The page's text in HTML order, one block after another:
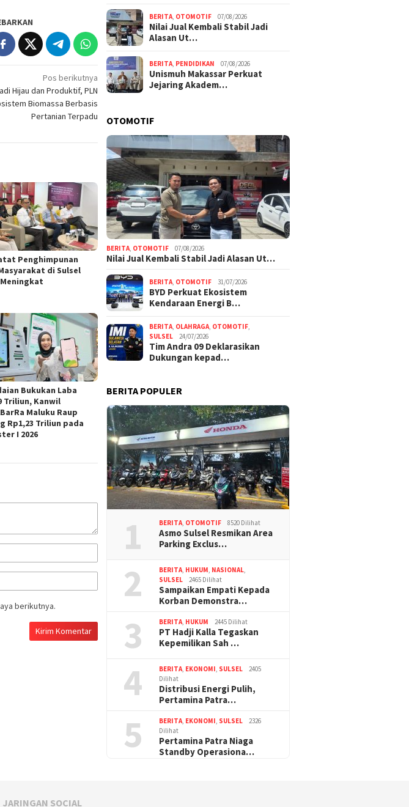
Pos berikutnya
Hijau dan Produktif, PLN
Biomassa Berbasis
Pertanian Terpadu
Penghimpunan
di Sulsel
Bukukan Laba
Triliun, Kanwil
Maluku Raup
Rp1,23 Triliun pada
I 2026
berikutnya.
BERITA, OTOMOTIF 07/08/2026
Nilai Jual Kembali Stabil Jadi
Alasan Ut…
BERITA, PENDIDIKAN 07/08/2026
Unismuh Makassar Perkuat
Jejaring Akadem…
OTOMOTIF
BERITA, OTOMOTIF 07/08/2026
Nilai Jual Kembali Stabil Jadi Alasan Ut…
BERITA, OTOMOTIF 31/07/2026
BYD Perkuat Ekosistem
Kendaraan Energi B…
BERITA, OLAHRAGA, OTOMOTIF,
SULSEL
24/07/2026
Tim Andra 09 Deklarasikan
Dukungan kepad…
BERITA POPULER
1 BERITA, OTOMOTIF 8520 Dilihat
Asmo Sulsel Resmikan Area
Parking Exclus…
2 BERITA, HUKUM, NASIONAL,
SULSEL
2465 Dilihat
Sampaikan Empati Kepada
Korban Demonstra…
3 BERITA, HUKUM 2445 Dilihat
PT Hadji Kalla Tegaskan
Kepemilikan Sah …
4 BERITA, EKONOMI, SULSEL
2405
Dilihat
Distribusi Energi Pulih,
Pertamina Patra…
5 BERITA, EKONOMI, SULSEL
2326
Dilihat
Pertamina Patra Niaga
Standby Operasiona…
JARINGAN SOCIAL